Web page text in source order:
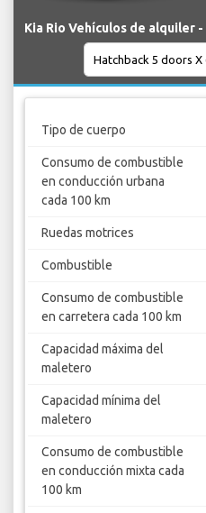
Kia Rio Vehículos de alquiler
Tipo de cuerpo
Consumo de combustible
en conducción urbana
cada 100 km
Ruedas motrices
Combustible
Consumo de combustible
en carretera cada 100 km
Capacidad máxima del
maletero
Capacidad mínima del
maletero
Consumo de combustible
en conducción mixta cada
100 km